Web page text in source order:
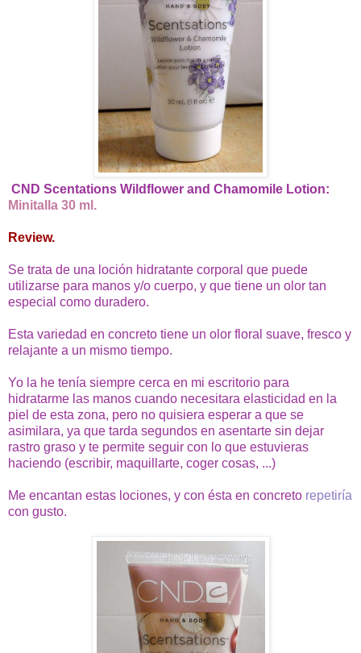
CND Scentations Wildflower and Chamomile Lotion:
Minitalla 30 ml.
Review.
Se trata de una loción hidratante corporal que puede
utilizarse para manos y/o cuerpo, y que tiene un olor tan
especial como duradero.
Esta variedad en concreto tiene un olor floral suave, fresco y
relajante a un mismo tiempo.
Yo la he tenía siempre cerca en mi escritorio para
hidratarme las manos cuando necesitara elasticidad en la
piel de esta zona, pero no quisiera esperar a que se
asimilara, ya que tarda segundos en asentarte sin dejar
rastro graso y te permite seguir con lo que estuvieras
haciendo (escribir, maquillarte, coger cosas, ...)
Me encantan estas lociones, y con ésta en concreto repetiría
con gusto.